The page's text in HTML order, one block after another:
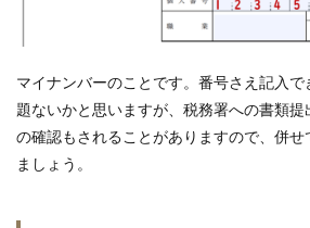
マイナンバーのことです。番号さえ記入
題ないかと思いますが、税務署への書類
の確認もされることがありますので、併せ
ましょう。